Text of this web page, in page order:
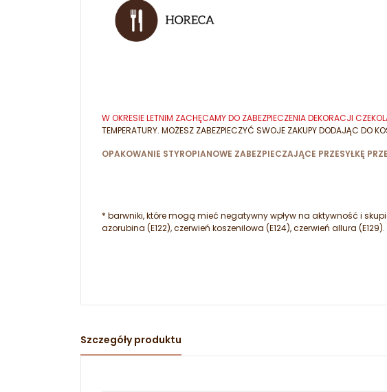
W OKRESIE LETNIM ZACHĘCAMY DO ZABEZPIECZENIA DEKORACJI
TEMPERATURY. MOŻESZ ZABEZPIECZYĆ SWOJE ZAKUPY DODAJĄC DO
OPAKOWANIE STYROPIANOWE ZABEZPIECZAJĄCE PRZESYŁKĘ
* barwniki, które mogą mieć negatywny wpływ na aktywność i
azorubina (E122), czerwień koszenilowa (E124), czerwień allura (E129).
Szczegóły produktu